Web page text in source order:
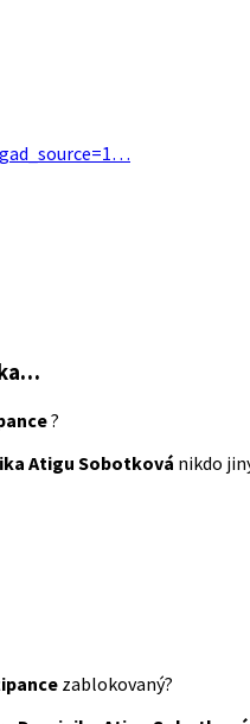
?
Atigu Sobotková nikdo
zablokovaný?